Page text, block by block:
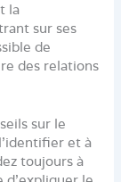
la
sur ses
de
des relations
sur le
et à
toujours à